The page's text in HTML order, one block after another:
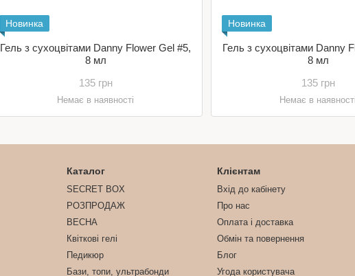
Новинка
Гель з сухоцвітами Danny Flower Gel #5,
8 мл
135 грн
Немає в наявності
Новинка
Гель з сухоцвітами Danny
8 мл
135 грн
Немає в наявності
Каталог
SECRET BOX
РОЗПРОДАЖ
ВЕСНА
Квіткові гелі
Педикюр
Бази, топи, ультрабонди
Клієнтам
Вхід до кабінету
Про нас
Оплата і доставка
Обмін та повернення
Блог
Угода користувача